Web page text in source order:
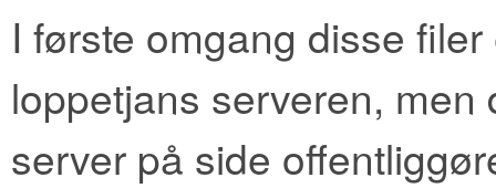
I første omgang disse
loppetjans serveren,
server på side